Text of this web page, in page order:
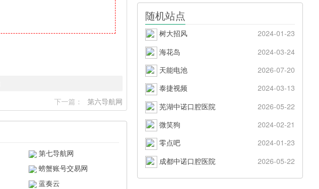
下一篇： 第六导航网
第七导航网
螃蟹账号交易网
蓝奏云
随机站点
树大招风
2024-01-23
海花岛
2024-03-24
天能电池
2026-07-20
泰捷视频
2024-03-13
芜湖中诺口腔医院
2026-05-22
微笑狗
2024-02-21
零点吧
2024-01-23
成都中诺口腔医院
2026-05-22